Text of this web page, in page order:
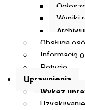
Wyniki
Obsługa
Informacje
Petycje
Uprawnienia
Wykaz